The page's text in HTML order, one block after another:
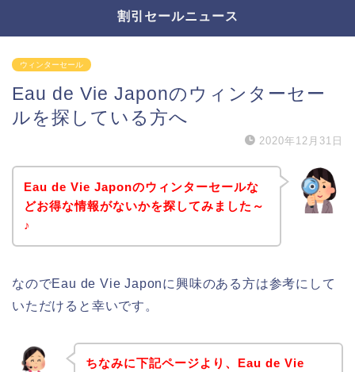
割引セールニュース
ウィンターセール
Eau de Vie Japonのウィンターセー
ルを探している方へ
2020年12月31日
Eau de Vie Japonのウィンターセールな
どお得な情報がないかを探してみました～
♪
なのでEau de Vie Japonに興味のある方は参考にして
いただけると幸いです。
ちなみに下記ページより、Eau de Vie